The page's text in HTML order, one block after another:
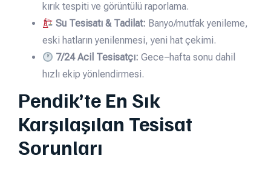
kırık tespiti ve görüntülü raporlama.
Su Tesisatı & Tadilat: Banyo/mutfak yenileme,
eski hatların yenilenmesi, yeni hat çekimi.
7/24 Acil Tesisatçı: Gece–hafta sonu dahil
hızlı ekip yönlendirmesi.
Pendik’te En Sık
Karşılaşılan Tesisat
Sorunları